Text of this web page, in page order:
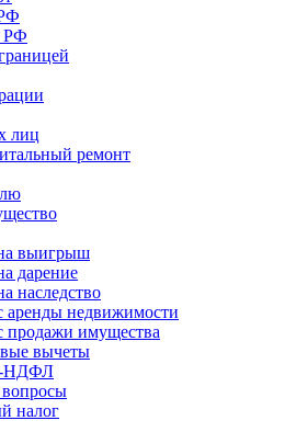
РФ
лиц
ремонт
выигрыш
дарение
наследство
аренды недвижимости
продажи имущества
вычеты
НДФЛ
налог